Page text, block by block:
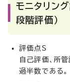
モニタリン
段階評価）
評価点S
自己評価、所
過半数である。